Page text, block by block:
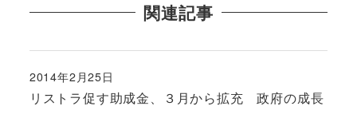
関連記事
リストラ促す助成金、３月から拡充 政府の成長
投稿日
2014年2月25日